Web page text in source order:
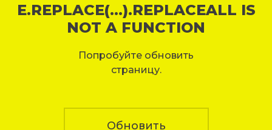
E.REPLACE(...).REPLACEALL IS
NOT A FUNCTION
Попробуйте обновить
страницу.
Обновить